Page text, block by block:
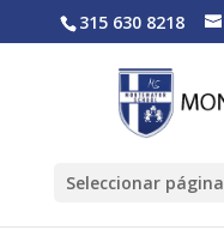
315 630 8218
Seleccionar página